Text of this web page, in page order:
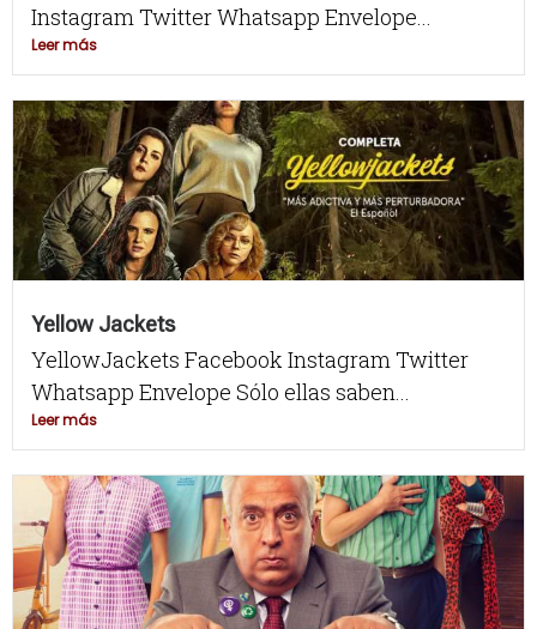
Instagram Twitter Whatsapp Envelope...
Leer más
Yellow Jackets
YellowJackets Facebook Instagram Twitter
Whatsapp Envelope Sólo ellas saben...
Leer más